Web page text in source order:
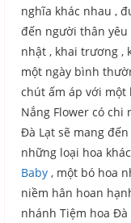
nghĩa khác nhau ,
đến người thân
nhật , khai trương ,
một ngày bình
chút ấm áp với
Nắng Flower có chi
Đà Lạt sẽ mang
những loại hoa
Baby , một bó hoa
niềm hân hoan
nhánh Tiệm hoa Đà